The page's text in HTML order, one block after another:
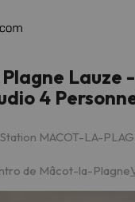
Lauze
4
MACOT-LA-
de Mâcot-la-Plagne